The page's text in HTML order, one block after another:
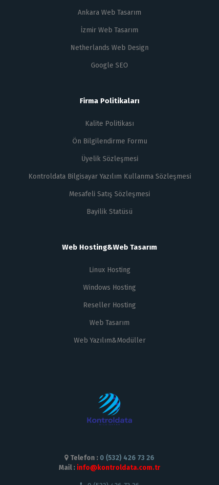
Ankara Web Tasarım
İzmir Web Tasarım
Netherlands Web Design
Google SEO
Firma Politikaları
Kalite Politikası
Ön Bilgilendirme Formu
Üyelik Sözleşmesi
Kontroldata Bilgisayar Yazılım Kullanma Sözleşmesi
Mesafeli Satış Sözleşmesi
Bayilik Statüsü
Web Hosting&Web Tasarım
Linux Hosting
Windows Hosting
Reseller Hosting
Web Tasarım
Web Yazılım&Modüller
Telefon : 0 (532) 426 73 26
Mail : info@kontroldata.com.tr